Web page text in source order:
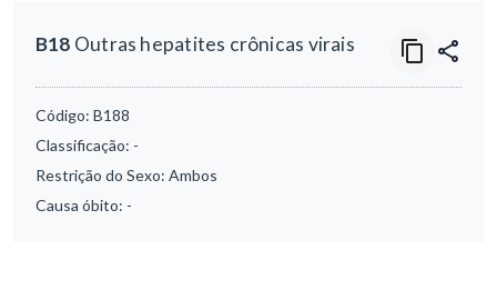
B18 Outras hepatites crônicas virais
Código: B188
Classificação: -
Restrição do Sexo: Ambos
Causa óbito: -